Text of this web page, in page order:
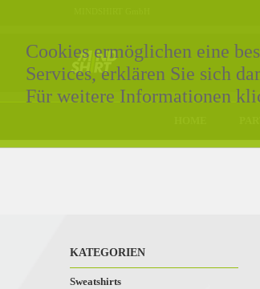
KATEGORIEN
Sweatshirts
Cookies ermöglichen eine
Services, erklären Sie sich
Für weitere Informationen